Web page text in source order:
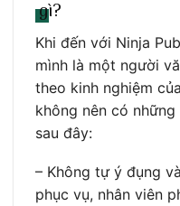
gì?
Khi đến với Ninja
mình là một người
theo kinh nghiệm
không nên có
sau đây:
– Không tự ý đụng
phục vụ, nhân viên